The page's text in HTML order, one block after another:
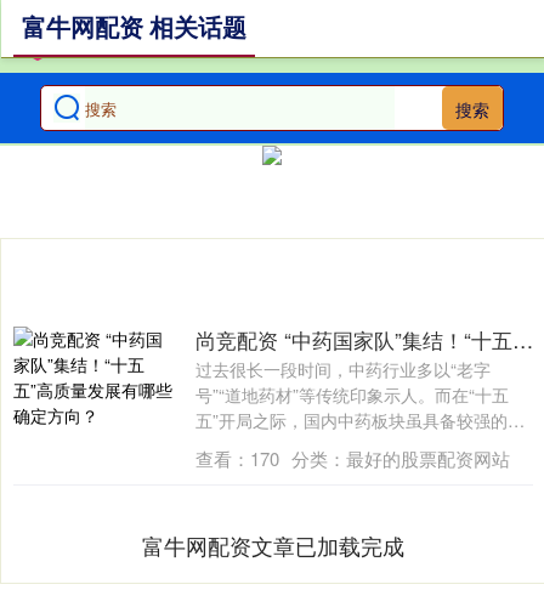
搜索
富牛网配资 相关话题
尚竞配资 “中药国家队”集结！“十五五”高质量发展有哪些确定方向？
过去很长一段时间，中药行业多以“老字
号”“道地药材”等传统印象示人。而在“十五
五”开局之际，国内中药板块虽具备较强的抗
风....
查看： 170 分类： 最好的股票配资网站
富牛网配资文章已加载完成